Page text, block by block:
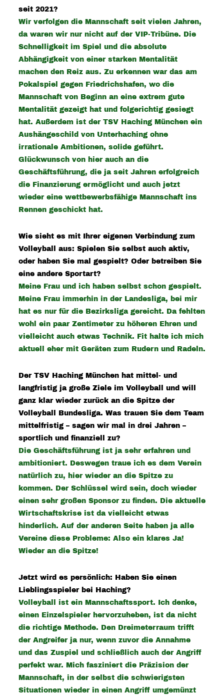
seit 2021?
Wir verfolgen die Mannschaft seit vielen Jahren,
da waren wir nur nicht auf der VIP-Tribüne. Die
Schnelligkeit im Spiel und die absolute
Abhängigkeit von einer starken Mentalität
machen den Reiz aus. Zu erkennen war das am
Pokalspiel gegen Friedrichshafen, wo die
Mannschaft von Beginn an eine extrem gute
Mentalität gezeigt hat und folgerichtig gesiegt
hat. Außerdem ist der TSV Haching München ein
Aushängeschild von Unterhaching ohne
irrationale Ambitionen, solide geführt.
Glückwunsch von hier auch an die
Geschäftsführung, die ja seit Jahren erfolgreich
die Finanzierung ermöglicht und auch jetzt
wieder eine wettbewerbsfähige Mannschaft ins
Rennen geschickt hat.
Wie sieht es mit Ihrer eigenen Verbindung zum
Volleyball aus: Spielen Sie selbst auch aktiv,
oder haben Sie mal gespielt? Oder betreiben Sie
eine andere Sportart?
Meine Frau und ich haben selbst schon gespielt.
Meine Frau immerhin in der Landesliga, bei mir
hat es nur für die Bezirksliga gereicht. Da fehlten
wohl ein paar Zentimeter zu höheren Ehren und
vielleicht auch etwas Technik. Fit halte ich mich
aktuell eher mit Geräten zum Rudern und Radeln.
Der TSV Haching München hat mittel- und
langfristig ja große Ziele im Volleyball und will
ganz klar wieder zurück an die Spitze der
Volleyball Bundesliga. Was trauen Sie dem Team
mittelfristig – sagen wir mal in drei Jahren –
sportlich und finanziell zu?
Die Geschäftsführung ist ja sehr erfahren und
ambitioniert. Deswegen traue ich es dem Verein
natürlich zu, hier wieder an die Spitze zu
kommen. Der Schlüssel wird sein, doch wieder
einen sehr großen Sponsor zu finden. Die aktuelle
Wirtschaftskrise ist da vielleicht etwas
hinderlich. Auf der anderen Seite haben ja alle
Vereine diese Probleme: Also ein klares Ja!
Wieder an die Spitze!
Jetzt wird es persönlich: Haben Sie einen
Lieblingsspieler bei Haching?
Volleyball ist ein Mannschaftssport. Ich denke,
einen Einzelspieler hervorzuheben, ist da nicht
die richtige Methode. Den Dreimeterraum trifft
der Angreifer ja nur, wenn zuvor die Annahme
und das Zuspiel und schließlich auch der Angriff
perfekt war. Mich fasziniert die Präzision der
Mannschaft, in der selbst die schwierigsten
Situationen wieder in einen Angriff umgemünzt